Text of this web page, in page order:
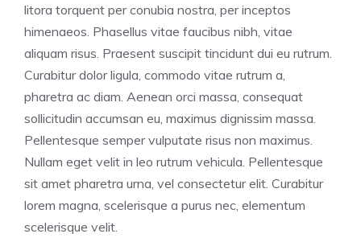
litora torquent per conubia nostra, per inceptos
himenaeos. Phasellus vitae faucibus nibh, vitae
aliquam risus. Praesent suscipit tincidunt dui eu rutrum.
Curabitur dolor ligula, commodo vitae rutrum a,
pharetra ac diam. Aenean orci massa, consequat
sollicitudin accumsan eu, maximus dignissim massa.
Pellentesque semper vulputate risus non maximus.
Nullam eget velit in leo rutrum vehicula. Pellentesque
sit amet pharetra urna, vel consectetur elit. Curabitur
lorem magna, scelerisque a purus nec, elementum
scelerisque velit.